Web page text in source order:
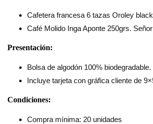
Cafetera francesa 6 tazas Oroley
Café Molido Inga Aponte 250grs.
Presentación:
Bolsa de algodón 100% biodegradable.
Incluye tarjeta con gráfica cliente de
Condiciones:
Compra mínima: 20 unidades